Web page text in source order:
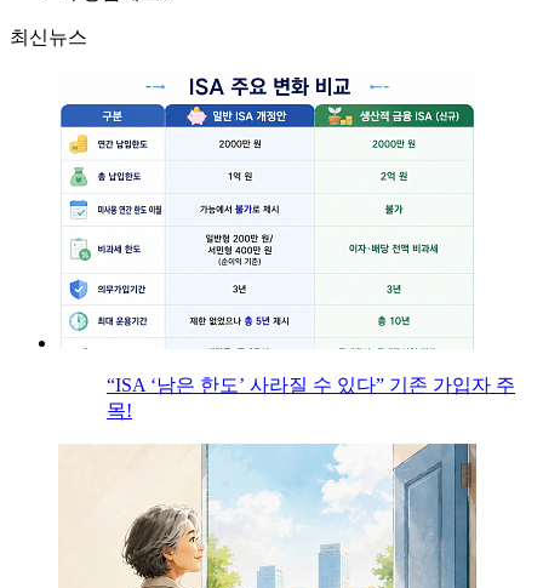
최신뉴스
“ISA ‘남은 한도’ 사라질 수 있다” 기존 가입자 주
목!